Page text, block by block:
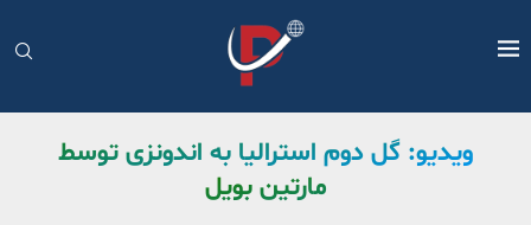
ویدیو: گل دوم استرالیا به اندونزی توسط
مارتین بویل